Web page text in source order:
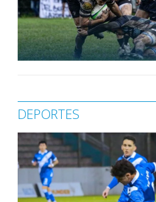
DEPORTES